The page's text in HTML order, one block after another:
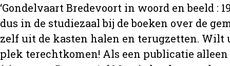
‘Gondelvaart Bredevoort in woord en beeld :
dus in de studiezaal bij de boeken over de
zelf uit de kasten halen en terugzetten. Wilt
plek terechtkomen! Als een publicatie